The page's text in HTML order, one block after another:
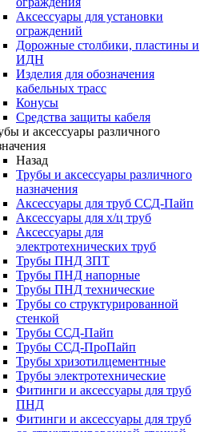
Аксессуары для установки
ограждений
Дорожные столбики, пластины и
ИДН
Изделия для обозначения
кабельных трасс
Конусы
Средства защиты кабеля
и аксессуары различного
Назад
Трубы и аксессуары различного
назначения
Аксессуары для труб ССД-Пайп
Аксессуары для х/ц труб
Аксессуары для
электротехнических труб
Трубы ПНД ЗПТ
Трубы ПНД напорные
Трубы ПНД технические
Трубы со структурированной
стенкой
Трубы ССД-Пайп
Трубы ССД-ПроПайп
Трубы хризотилцементные
Трубы электротехнические
Фитинги и аксессуары для труб
ПНД
Фитинги и аксессуары для труб